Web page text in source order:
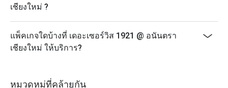
เชียงใหม่ ?
แพ็คเกจใดบ้างที่ เดอะเซอร์วิส 1921 @ อนันตรา
เชียงใหม่ ให้บริการ?
หมวดหมู่ที่คล้ายกัน